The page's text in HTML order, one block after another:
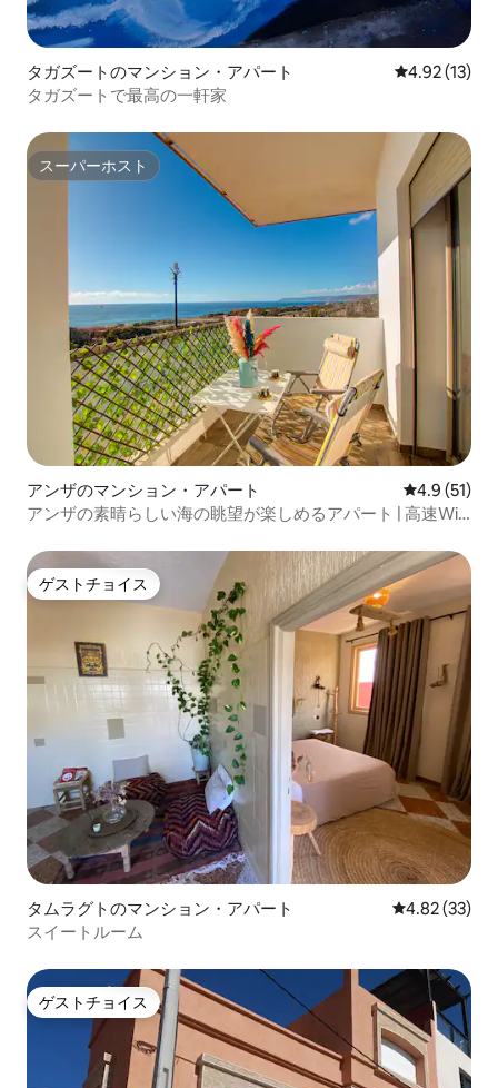
タガズートのマンション・アパート レビュー13
4.92 (13)
タガズートで最高の一軒家
スーパーホスト
スーパーホスト
アンザのマンション・アパート レビュー51
4.9 (51)
アンザの素晴らしい海の眺望が楽しめるアパート | 高速Wi-
ゲストチョイス
ゲストチョイス
タムラグトのマンション・アパート レビュー33
4.82 (33)
スイートルーム
ゲストチョイス
ゲストチョイス